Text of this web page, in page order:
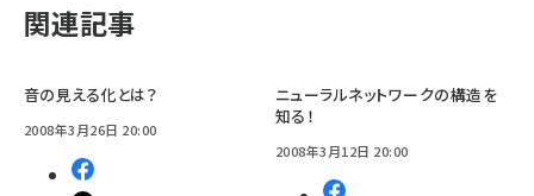
関連記事
音の見える化とは？
2008年3月26日 20:00
ニューラルネットワークの構造を
知る！
2008年3月12日 20:00